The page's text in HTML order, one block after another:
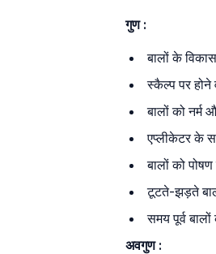
गुण :
बालों के
स्कैल्प पर होने
बालों को नर्म
एप्लीकेटर के
बालों को
टूटते-झड़ते
समय पूर्व
अवगुण :